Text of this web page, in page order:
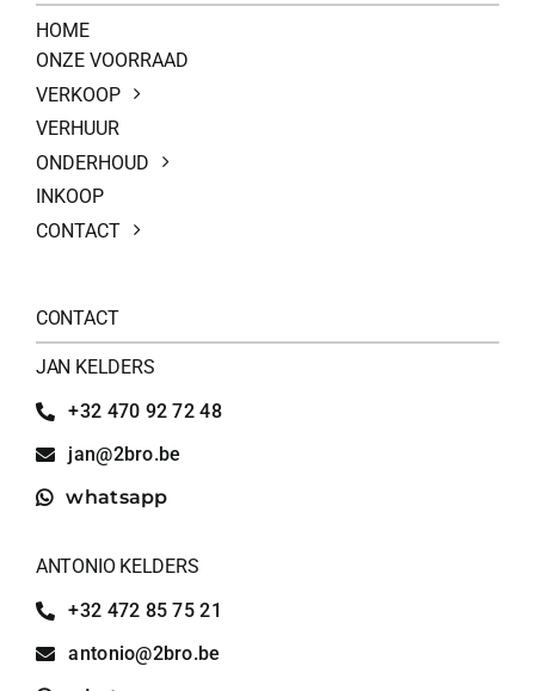
HOME
ONZE VOORRAAD
VERKOOP
VERHUUR
ONDERHOUD
INKOOP
CONTACT
CONTACT
JAN KELDERS
+32 470 92 72 48
jan@2bro.be
whatsapp
ANTONIO KELDERS
+32 472 85 75 21
antonio@2bro.be